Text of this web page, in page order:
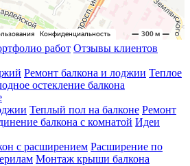
работ Отзывы клиентов
Ремонт балкона и лоджии Теплое
остекление балкона
Теплый пол на балконе Ремонт
балкона с комнатой Идеи
с расширением Расширение по
Монтаж крыши балкона